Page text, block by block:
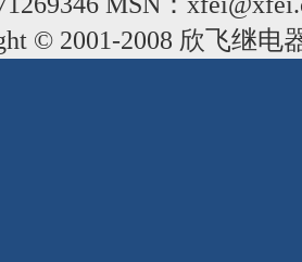
© 2001-2008 欣飞继电